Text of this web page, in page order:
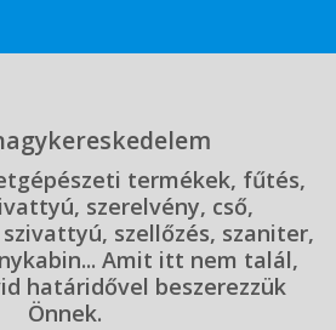
termékek, fűtés,
szerelvény, cső,
szellőzés, szaniter,
Amit itt nem talál,
határidővel beszerezzük
Önnek.